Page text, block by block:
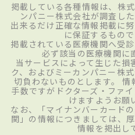
掲載している各種情報は、株
ンパニー株式会社が調査し
出来るだけ正確な情報掲載に
に保証するもの
掲載されている医療機関へ受
必ず該当の医療機関に
当サービスによって生じた損
ク、およびミーカンパニー株
切負わないものとします。
手数ですがドクターズ・ファ
けますようお願
なお、「マイナンバーカード
関」の情報につきましては、
情報を掲出し